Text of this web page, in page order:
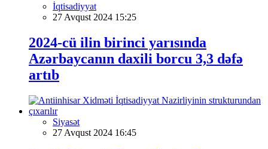
İqtisadiyyat
27 Avqust 2024 15:25
2024-cü ilin birinci yarısında
Azərbaycanın daxili borcu 3,3 dəfə
artıb
Siyasət
27 Avqust 2024 16:45